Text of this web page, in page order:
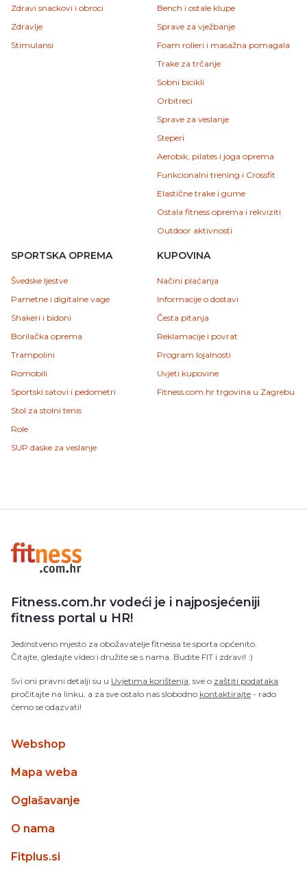
Zdravi snackovi i obroci
Zdravlje
Stimulansi
Bench i ostale klupe
Sprave za vježbanje
Foam rolleri i masažna pomagala
Trake za trčanje
Sobni bicikli
Orbitreci
Sprave za veslanje
Steperi
Aerobik, pilates i joga oprema
Funkcionalni trening i Crossfit
Elastične trake i gume
Ostala fitness oprema i rekviziti
Outdoor aktivnosti
SPORTSKA OPREMA
Švedske ljestve
Pametne i digitalne vage
Shakeri i bidoni
Borilačka oprema
Trampolini
Romobili
Sportski satovi i pedometri
Stol za stolni tenis
Role
SUP daske za veslanje
KUPOVINA
Načini plaćanja
Informacije o dostavi
Česta pitanja
Reklamacije i povrat
Program lojalnosti
Uvjeti kupovine
Fitness.com.hr trgovina u Zagrebu
Fitness.com.hr vodeći je i najposjećeniji
fitness portal u HR!
Jedinstveno mjesto za obožavatelje fitnessa te sporta općenito.
Čitajte, gledajte video i družite se s nama. Budite FIT i zdravi! :)
Svi oni pravni detalji su u Uvjetima korištenja, sve o zaštiti podataka
pročitajte na linku, a za sve ostalo nas slobodno kontaktirajte - rado
ćemo se odazvati!
Webshop
Mapa weba
Oglašavanje
O nama
Fitplus.si